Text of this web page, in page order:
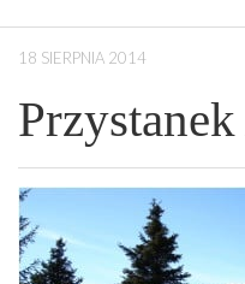
18 SIERPNIA 2014